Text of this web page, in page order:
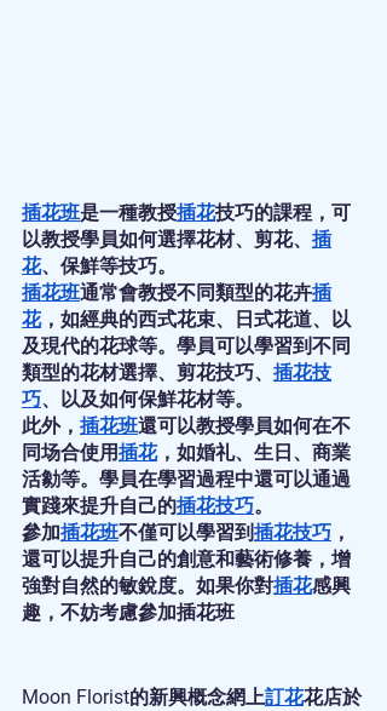
插花班是一種教授插花技巧的課程，可
以教授學員如何選擇花材、剪花、 插
花、保鮮等技巧。
插花班通常會教授不同類型的花卉插
花，如經典的西式花束、日式花道、以
及現代的花球等。學員可以學習到不同
類型的花材選擇、剪花技巧、 插花技
巧、以及如何保鮮花材等。
此外， 插花班還可以教授學員如何在不
同场合使用插花，如婚礼、生日、商業
活勨等。學員在學習過程中還可以通過
實踐來提升自己的插花技巧。
參加插花班不僅可以學習到插花技巧 ，
還可以提升自己的創意和藝術修養，增
強對自然的敏銳度。如果你對插花感興
趣，不妨考慮參加插花班
Moon Florist的新興概念網上訂花花店於